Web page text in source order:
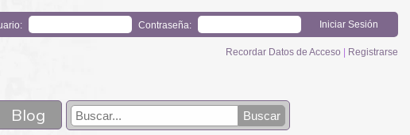
Contraseña:
Recordar Datos de Acceso Registrarse
Blog